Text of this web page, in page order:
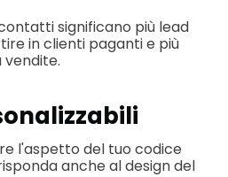
significano più lead
in clienti paganti e più
vendite.
l'aspetto del tuo codice
anche al design del